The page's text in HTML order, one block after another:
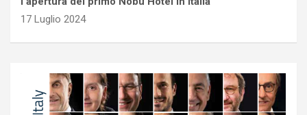
17 Luglio 2024